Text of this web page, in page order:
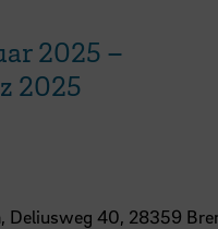
2025 –
2025
Deliusweg 40, 28359